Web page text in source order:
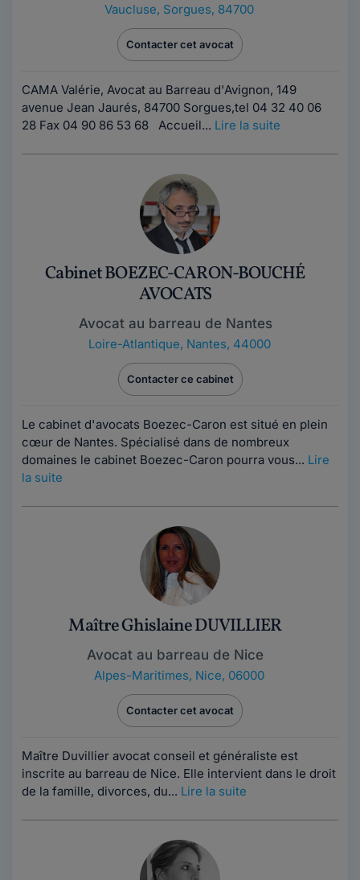
Vaucluse, Sorgues, 84700
Contacter cet avocat
CAMA Valérie, Avocat au Barreau d'Avignon, 149
avenue Jean Jaurés, 84700 Sorgues,tel 04 32 40 06
28 Fax 04 90 86 53 68 Accueil... Lire la suite
Cabinet BOEZEC-CARON-BOUCHÉ
AVOCATS
Avocat au barreau de Nantes
Loire-Atlantique, Nantes, 44000
Contacter ce cabinet
Le cabinet d'avocats Boezec-Caron est situé en plein
cœur de Nantes. Spécialisé dans de nombreux
domaines le cabinet Boezec-Caron pourra vous... Lire
la suite
Maître Ghislaine DUVILLIER
Avocat au barreau de Nice
Alpes-Maritimes, Nice, 06000
Contacter cet avocat
Maître Duvillier avocat conseil et généraliste est
inscrite au barreau de Nice. Elle intervient dans le droit
de la famille, divorces, du... Lire la suite